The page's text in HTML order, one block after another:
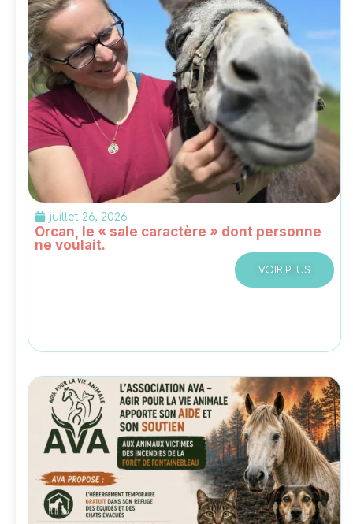
juillet 26, 2026
Orcan, le « sale caractère » dont personne
ne voulait.
VOIR PLUS